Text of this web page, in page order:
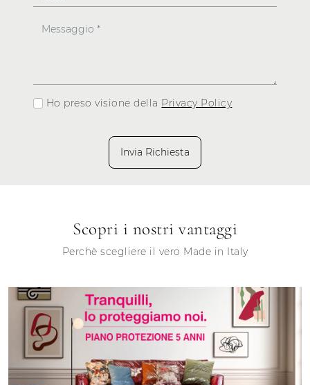
Ho preso visione della Privacy Policy
Invia Richiesta
Scopri i nostri vantaggi
Perchè scegliere il vero Made in Italy